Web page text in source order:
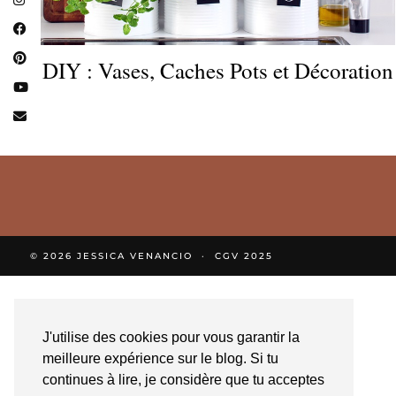
J'utilise des cookies pour vous garantir la
meilleure expérience sur le blog. Si tu
continues à lire, je considère que tu acceptes
DIY : Vases, Caches Pots et Décoration
© 2026 JESSICA VENANCIO CGV 2025